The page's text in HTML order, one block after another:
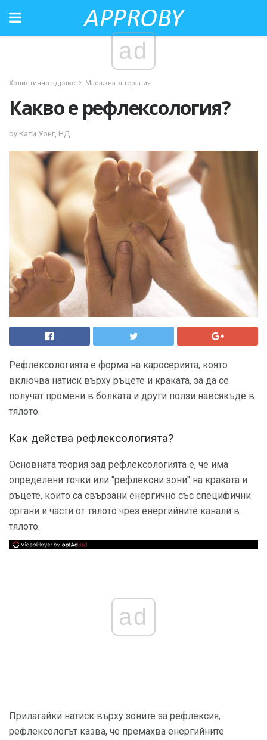
ad
Холистично здраве Масажната терапия
Какво е рефлексология?
by Кати Уонг, НД
Рефлексологията е форма на каросерията, която
включва натиск върху ръцете и краката, за да се
получат промени в болката и други ползи навсякъде в
тялото.
Как действа рефлексологията?
Основната теория зад рефлексологията е, че има
определени точки или "рефлексни зони" на краката и
ръцете, които са свързани енергично със специфични
органи и части от тялото чрез енергийните канали в
тялото.
ad
Прилагайки натиск върху зоните за рефлексия,
рефлексологът казва, че премахва енергийните